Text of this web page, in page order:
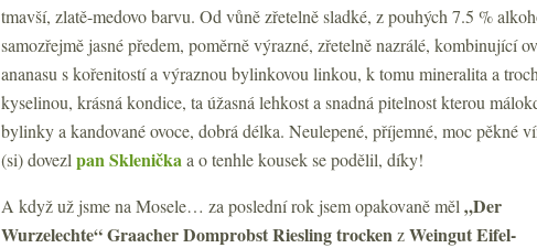
tmavší, zlatě-medovo barvu. Od vůně zřetelně sladké, z pouhých 7.5 %
samozřejmě jasné předem, poměrně výrazné, zřetelně nazrálé, kombinující
ananasu s kořenitostí a výraznou bylinkovou linkou, k tomu mineralita a
kyselinou, krásná kondice, ta úžasná lehkost a snadná pitelnost kterou
bylinky a kandované ovoce, dobrá délka. Neulepené, příjemné, moc pěkné
(si) dovezl pan Skleničkaa o tenhle kousek se podělil, díky!
A když už jsme na Mosele… za poslední rok jsem opakovaně měl „Der
Wurzelechte“ Graacher Domprobst Riesling trockenzWeingut Eifel-